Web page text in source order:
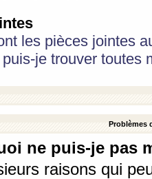
les pièces jointes
je trouver toutes
Problèmes
ne puis-je pas
raisons qui